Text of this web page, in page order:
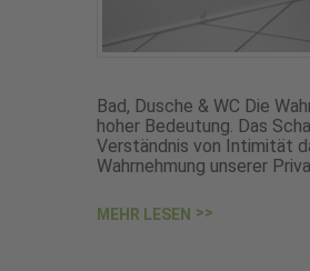
Bad, Dusche & WC Die
hoher Bedeutung. Das
Verständnis von Intimität
Wahrnehmung unserer
MEHR LESEN